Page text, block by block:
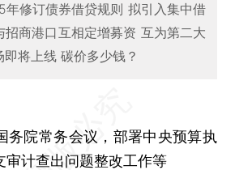
年修订债券借贷规则 拟引入集中借
招商港口互相定增募资 互为第二大
将上线 碳价多少钱？
务院常务会议，部署中央预算执
审计查出问题整改工作等